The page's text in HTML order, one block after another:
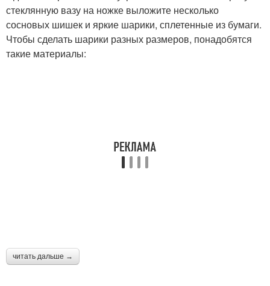
стеклянную вазу на ножке выложите несколько
сосновых шишек и яркие шарики, сплетенные из бумаги.
Чтобы сделать шарики разных размеров, понадобятся
такие материалы:
читать дальше →